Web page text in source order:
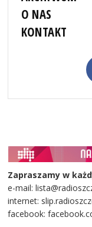
O NAS
KONTAKT
Zapraszamy w
e-mail:
internet:
facebook: